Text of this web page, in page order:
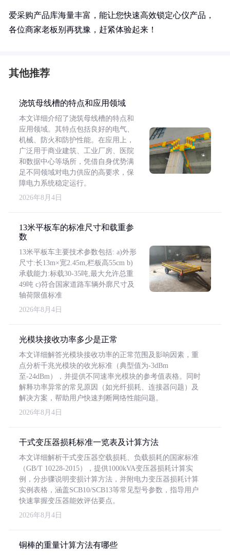
爱采购产品库海量丰富，能让您快速高效锁定心仪产品，
各位商家老板别再犹豫，赶紧体验起来！
其他推荐
浇筑母线槽的特点和应用领域
本文详细介绍了浇筑母线槽的特点和
应用领域。其特点包括良好的电气、
机械、防火和防护性能。在应用上，
广泛用于商业建筑、工业厂房、医院
和数据中心等场所，凭借自身优势满
足不同领域对电力供应的高要求，保
障电力系统稳定运行。
2026年8月4日
13米平板车的标准尺寸和载重参
数
13米平板车主要技术参数包括: a)外形
尺寸:长13m×宽2.45m,栏板高55cm b)
承载能力:标载30-35吨,最大允许总重
49吨 c)符合国家道路车辆外廓尺寸及
轴荷限值标准
2026年8月4日
光模块接收功率多少是正常
本文详细解答光模块接收功率的正常范围及影响因素，重
点分析千兆光模块的收光标准（典型值为-3dBm
至-24dBm），并提供不同速率光模块的参考值表格。同时
解释功率异常的常见原因（如光纤损耗、连接器问题）及
解决方案，帮助用户快速判断网络性能问题。
2026年8月4日
干式变压器损耗标准一览表及计算方法
本文详细解析干式变压器空载损耗、负载损耗的国家标准
（GB/T 10228-2015），提供1000kVA变压器损耗计算实
例，分步骤说明变损计算方法，并附电力变压器损耗计算
实例表格，涵盖SCB10/SCB13等常见型号参数，指导用户
快速掌握变压器能效评估要点。
2026年8月4日
铜棒的重量计算方法有哪些